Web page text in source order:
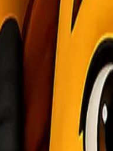
logistik rutin.
Danau Toba dan
operasional perusahaan.
Express
terbaik untuk
menjadikan Lionel